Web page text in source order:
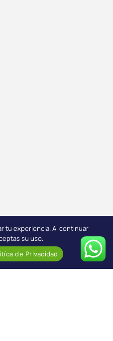
tu experiencia. Al continuar
su uso.
de Privacidad